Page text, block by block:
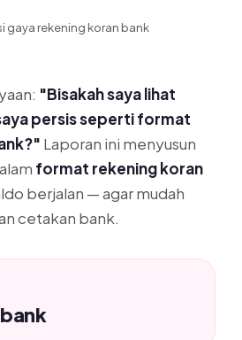
utama sebagai contoh. Rincian
tersedia di Accurate Online.
gaya rekening koran bank
"Bisakah saya lihat
persis seperti format
Laporan ini menyusun
format rekening koran
berjalan — agar mudah
cetakan bank.